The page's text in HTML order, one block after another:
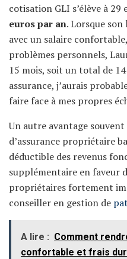
cotisation GLI s’élève à 29
euros par an. Lorsque
avec un salaire
problèmes personnels,
15 mois, soit un total de
assurance, j’aurais
faire face à mes propres
Un autre avantage
d’assurance propriétaire
déductible des revenus
supplémentaire en faveur
propriétaires fortement
conseiller en gestion de
A lire : Comment
confortable et frais